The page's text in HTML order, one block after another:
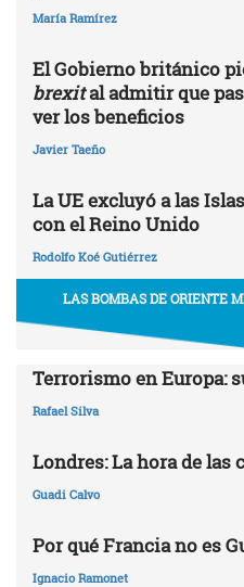
María Ramírez
El Gobierno británico
brexital admitir que
ver los beneficios
Javier Taeño
La UE excluyó a las
con el Reino Unido
Rodolfo Koé Gutiérrez
LAS BOMBAS DE ORIENTE
Terrorismo en Europa:
Rafael Silva
Londres: La hora de las
Guadi Calvo
Por qué Francia no es
Ignacio Ramonet